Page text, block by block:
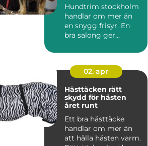
Hundtrim stockholm
handlar om mer än
en snygg frisyr. En
bra salong ger
02. apr
Hästtäcken rätt
skydd för hästen
året runt
Ett bra hästtäcke
handlar om mer än
att hålla hästen varm.